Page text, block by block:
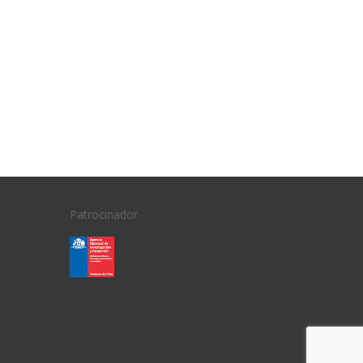
Patrocinador